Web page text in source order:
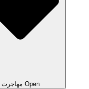
Open مهاجرت